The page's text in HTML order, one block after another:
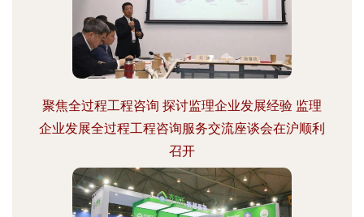
聚焦全过程工程咨询 探讨监理企业发展经验 监理
企业发展全过程工程咨询服务交流座谈会在沪顺利
召开